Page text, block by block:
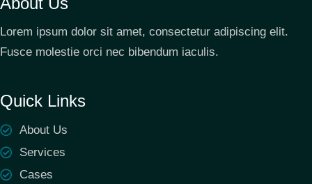
Lorem ipsum dolor sit amet, consectetur adipiscing elit.
Fusce molestie orci nec bibendum iaculis.
Quick Links
About Us
Services
Cases